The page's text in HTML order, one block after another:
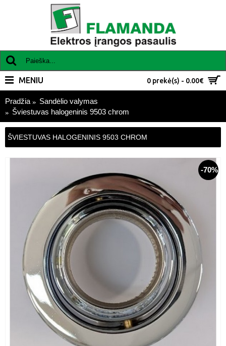
0 prekė(s) - 0.00€
MENIU
Pradžia
Sandėlio valymas
Šviestuvas halogeninis 9503 chrom
ŠVIESTUVAS HALOGENINIS 9503 CHROM
-70%